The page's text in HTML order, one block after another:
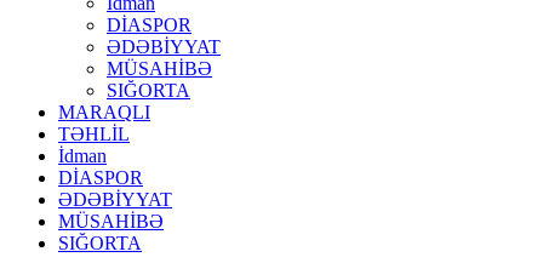
DİASPOR
ƏDƏBİYYAT
MÜSAHİBƏ
SIĞORTA
MARAQLI
TƏHLİL
İdman
DİASPOR
ƏDƏBİYYAT
MÜSAHİBƏ
SIĞORTA